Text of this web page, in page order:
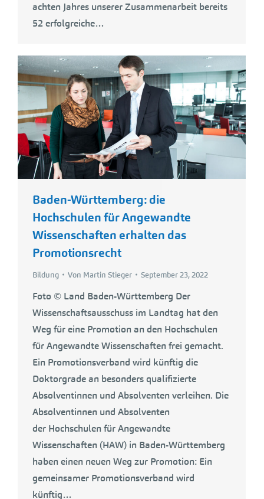
achten Jahres unserer Zusammenarbeit bereits
52 erfolgreiche…
Baden-Württemberg: die
Hochschulen für Angewandte
Wissenschaften erhalten das
Promotionsrecht
Bildung Von Martin Stieger September 23, 2022
Foto © Land Baden-Württemberg Der
Wissenschaftsausschuss im Landtag hat den
Weg für eine Promotion an den Hochschulen
für Angewandte Wissenschaften frei gemacht.
Ein Promotionsverband wird künftig die
Doktorgrade an besonders qualifizierte
Absolventinnen und Absolventen verleihen. Die
Absolventinnen und Absolventen
der Hochschulen für Angewandte
Wissenschaften (HAW) in Baden-Württemberg
haben einen neuen Weg zur Promotion: Ein
gemeinsamer Promotionsverband wird
künftig…